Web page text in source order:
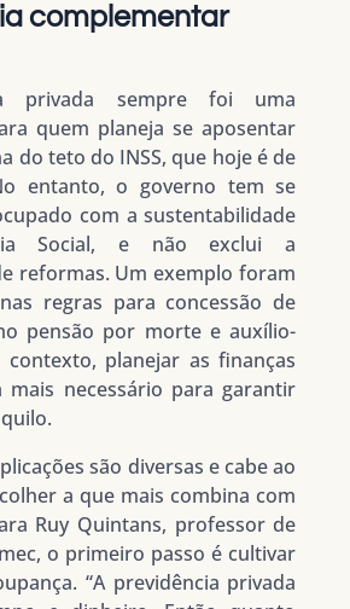
complementar
privada sempre foi uma
quem planeja se aposentar
do teto do INSS, que hoje é de
entanto, o governo tem se
com a sustentabilidade
Social, e não exclui a
reformas. Um exemplo foram
regras para concessão de
pensão por morte e auxílio-
contexto, planejar as finanças
mais necessário para garantir
são diversas e cabe ao
a que mais combina com
Ruy Quintans, professor de
o primeiro passo é cultivar
“A previdência privada